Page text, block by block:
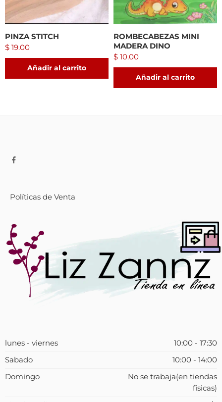
PINZA STITCH
$ 19.00
Añadir al carrito
ROMBECABEZAS MINI
MADERA DINO
$ 10.00
Añadir al carrito
Políticas de Venta
lunes - viernes
10:00 - 17:30
Sabado
10:00 - 14:00
Domingo
No se trabaja(en tiendas
fisicas)